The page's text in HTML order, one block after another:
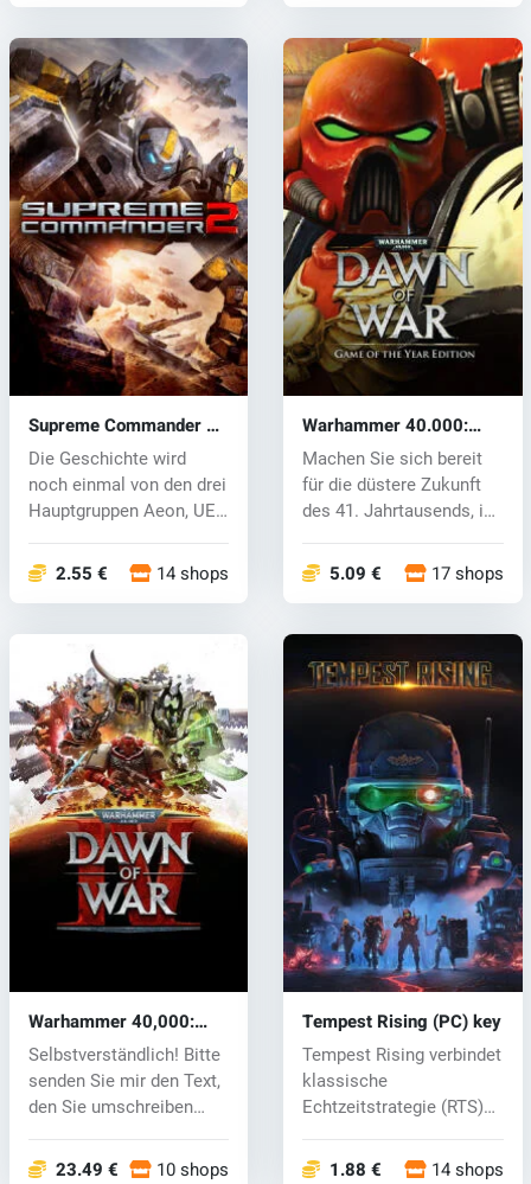
Supreme Commander 2
(PC) CD key
Die Geschichte wird
noch einmal von den drei
Hauptgruppen Aeon, UEF
2.55 € 14 shops
Warhammer 40.000:
Dawn of War (PC) CD
key
Machen Sie sich bereit
für die düstere Zukunft
des 41. Jahrtausends, in
5.09 € 17 shops
Warhammer 40,000:
Dawn of War IV (PC) key
Selbstverständlich! Bitte
senden Sie mir den Text,
den Sie umschreiben
23.49 € 10 shops
Tempest Rising (PC) key
Tempest Rising verbindet
klassische
Echtzeitstrategie (RTS)
1.88 € 14 shops